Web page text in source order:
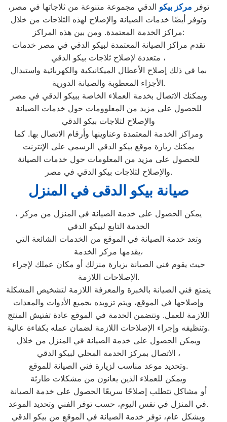
توفر مركز بيكو الدقي مجموعة متنوعة من ثلاجاتها في مصر،
وتوفر أيضًا خدمات الصيانة والإصلاح لهذه الثلاجات من خلال
مراكز الخدمة المعتمدة. ومن بين هذه المراكز:
تقدم مراكز الصيانة المعتمدة لبيكو الدقي في مصر خدمات
متعددة لإصلاح ثلاجات بيكو الدقي ،
بما في ذلك إصلاح الأعطال الميكانيكية والكهربائية واستبدال
الأجزاء المعطوبة والصيانة الدورية.
ويمكنك الاتصال بخدمة العملاء الخاصة ببيكو الدقي في مصر
للحصول على مزيد من المعلوومات حول خدمات الصيانة
والإصلاح لثلاجات بيكو الدقي
ومراكز الخدمة المعتمدة وعناوينها وأرقام الاتصال بها. كما
يمكنك زيارة موقع بيكو الدقي الرسمي على الإنترنت
للحصول على مزيد من المعلومات حول خدمات الصيانة
والإصلاح لثلاجات بيكو الدقي في مصر.
صيانة بيكو الدقى في المنزل
، يمكن الحصول على خدمة الصيانة في المنزل من مركز
الخدمة التابع لبيكو الدقي
وتعد خدمة الصيانة في الموقع من الخدمات الشائعة التي
يقدمها مركز الخدمة،
حيث يقوم فني الصيانة بزيارة منزلك أو مكان عملك لإجراء
الإصلاحات اللازمة.
يتمتع فني الصيانة بالخبرة والمعرفة اللازمة لتشخيص المشكلة
وإصلاحها في الموقع، ويتم تزويده بجميع الأدوات والمعدات
اللازمة للعمل. وتتضمن الخدمة في الموقع عادة تفتيش المنتج
وتنظيفه وإجراء الإصلاحات اللازمة لضمان عمله بكفاءة عالية.
ويمكن الحصول على خدمة الصيانة في المنزل من خلال
الاتصال بمركز الخدمة المحلي لبيكو الدقي ،
وتحديد موعد مناسب لزيارة فني الصيانة للموقع.
ويمكن للعملاء الذين يعانون من مشكلات طارئة
أو مشاكل تتطلب إصلاحًا سريعًا الحصول على خدمة الصيانة
في المنزل في نفس اليوم، حسب توفر الفني وتحديد الموعد.
وبشكل عام، توفر خدمة الصيانة في الموقع من بيكو الدقي